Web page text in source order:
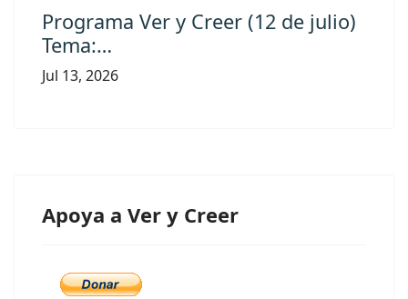
Programa Ver y Creer (12 de julio)
Tema:…
Jul 13, 2026
Apoya a Ver y Creer